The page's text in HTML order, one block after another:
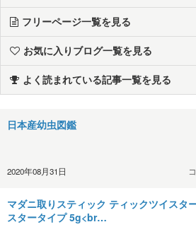
フリーページ一覧を見る
お気に入りブログ一覧を見る
よく読まれている記事一覧を見る
日本産幼虫図鑑
2020年08月31日
マダニ取りスティック ティックツイスタ
スタータイプ 5g<br…